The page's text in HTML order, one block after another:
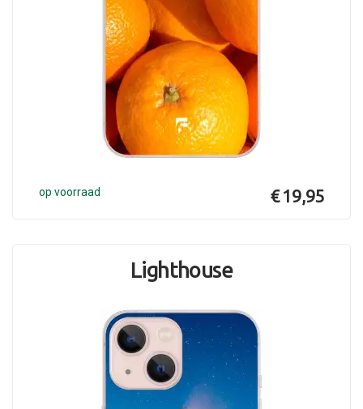
op voorraad € 19,95
Lighthouse